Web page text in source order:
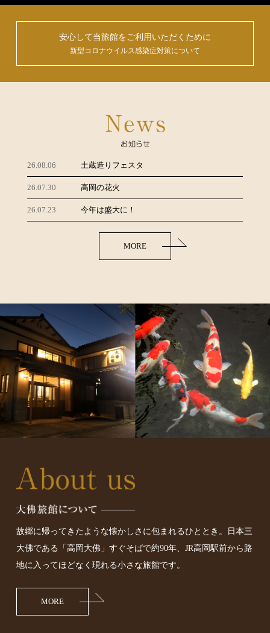
安心して当旅館をご利用いただくために
新型コロナウイルス感染症対策について
26.08.06 土蔵造りフェスタ
26.07.30 高岡の花火
26.07.23 今年は盛大に！
MORE
故郷に帰ってきたような懐かしさに包まれるひととき。
日本三
大佛である「高岡大佛」すぐそばで約90年、 JR高岡駅前から路
地に入ってほどなく現れる小さな旅館です。
MORE